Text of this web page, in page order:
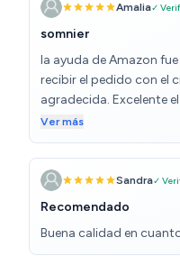
Amalia✓
somnier
la ayuda de Amazon
recibir el pedido con el
agradecida. Excelente
Amazon por su increible
placer poder contar
excelente producto
Ver más
Sandra✓
Recomendado
Buena calidad en